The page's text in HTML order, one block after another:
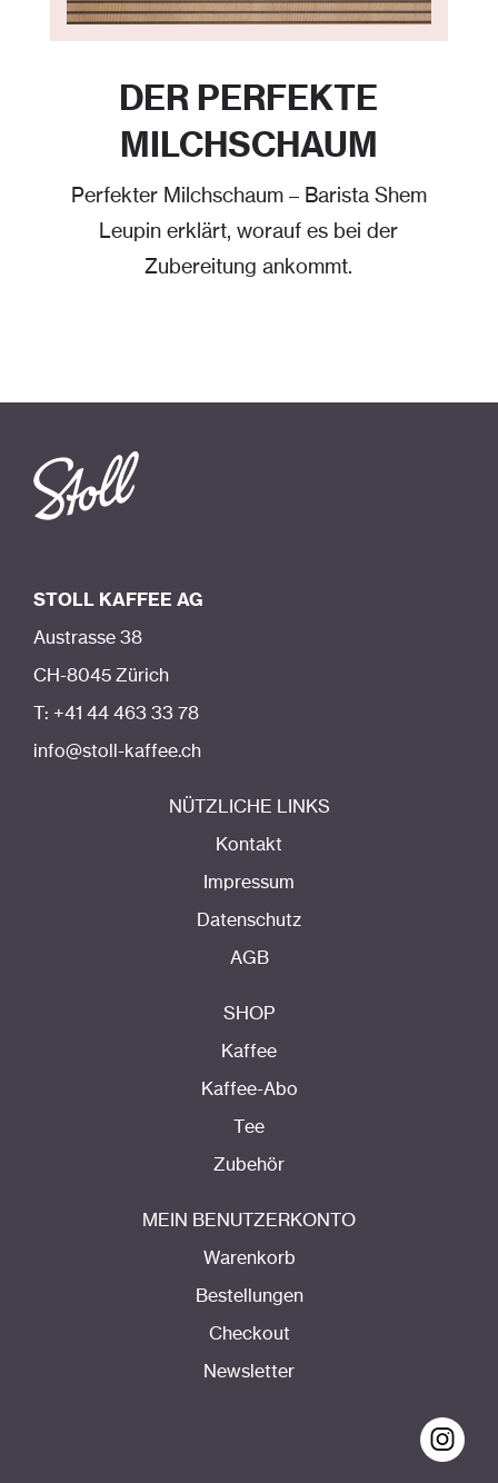
YouTube immer entsperren
DER PERFEKTE
MILCHSCHAUM
Perfekter Milchschaum – Barista Shem
Leupin erklärt, worauf es bei der
Zubereitung ankommt.
STOLL KAFFEE AG
Austrasse 38
CH-8045 Zürich
T: +41 44 463 33 78
info@stoll-kaffee.ch
NÜTZLICHE LINKS
Kontakt
Impressum
Datenschutz
AGB
SHOP
Kaffee
Kaffee-Abo
Tee
Zubehör
MEIN BENUTZERKONTO
Warenkorb
Bestellungen
Checkout
Newsletter